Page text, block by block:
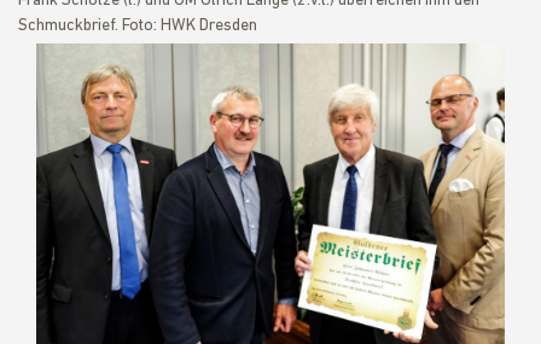
Schmuckbrief. Foto: HWK Dresden